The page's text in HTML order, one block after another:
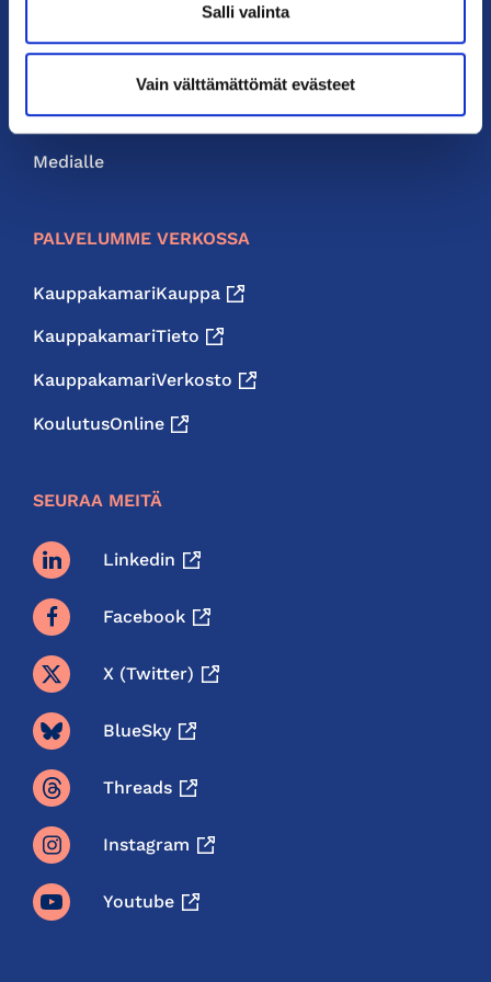
Salli valinta
Vain välttämättömät evästeet
Neuvonta ja palvelut
Jäsenedut
Medialle
PALVELUMME VERKOSSA
KauppakamariKauppa
KauppakamariTieto
KauppakamariVerkosto
KoulutusOnline
SEURAA MEITÄ
Linkedin
Facebook
X (twitter)
BlueSky
Threads
Instagram
Youtube